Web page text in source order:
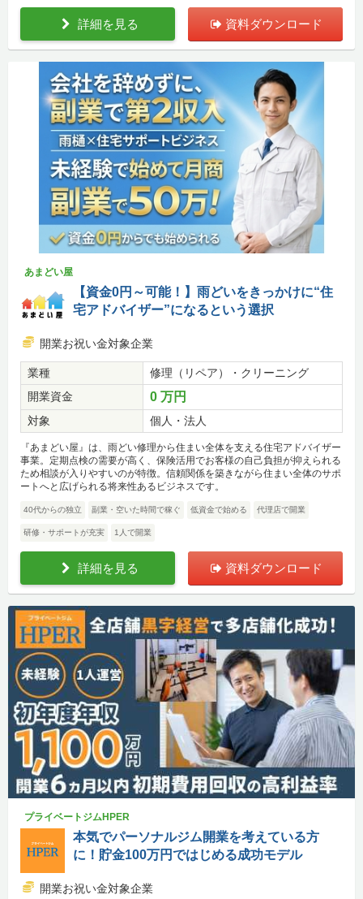
詳細を見る 資料ダウンロード
あまどい屋
【資金0円～可能！】雨どいをきっかけに“住
宅アドバイザー”になるという選択
開業お祝い金対象企業
業種
修理（リペア）・クリーニング
開業資金
0 万円
対象 個人・法人
『あまどい屋』は、雨どい修理から住まい全体を支える住宅アドバイザー
事業。定期点検の需要が高く、保険活用でお客様の自己負担が抑えられる
ため相談が入りやすいのが特徴。信頼関係を築きながら住まい全体のサポ
ートへと広げられる将来性あるビジネスです。
40代からの独立 副業・空いた時間で稼ぐ 低資金で始める 代理店で開業
研修・サポートが充実 1人で開業
詳細を見る 資料ダウンロード
プライベートジムHPER
本気でパーソナルジム開業を考えている方
に！貯金100万円ではじめる成功モデル
開業お祝い金対象企業